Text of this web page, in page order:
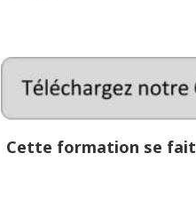
Cette formation se